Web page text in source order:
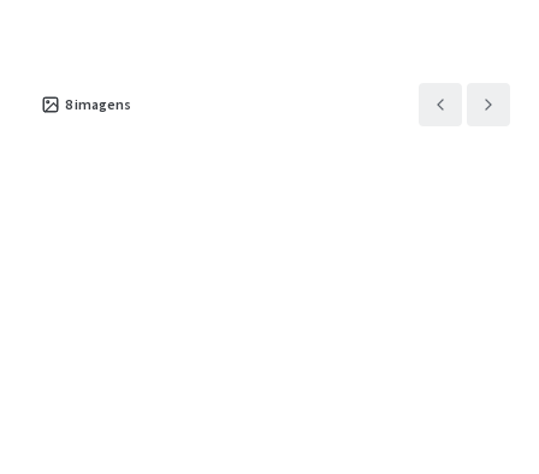
8imagens